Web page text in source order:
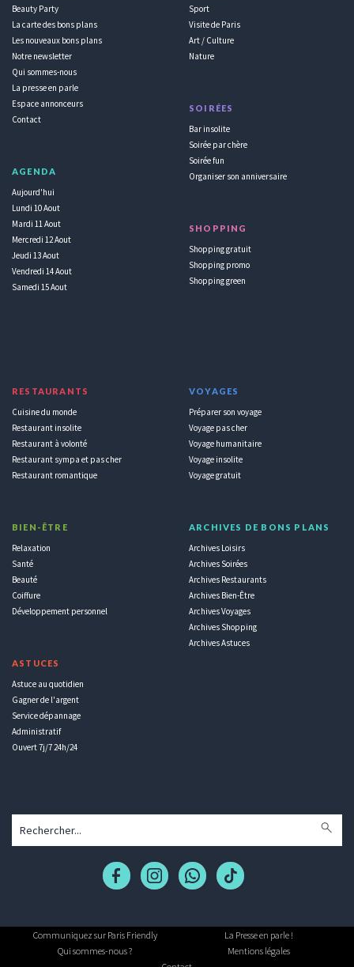
Beauty Party
La carte des bons plans
Les nouveaux bons plans
Notre newsletter
Qui sommes-nous
La presse en parle
Espace annonceurs
Contact
AGENDA
Aujourd'hui
Lundi 10 Aout
Mardi 11 Aout
Mercredi 12 Aout
Jeudi 13 Aout
Vendredi 14 Aout
Samedi 15 Aout
Sport
Visite de Paris
Art / Culture
Nature
SOIRÉES
Bar insolite
Soirée par chère
Soirée fun
Organiser son anniversaire
SHOPPING
Shopping gratuit
Shopping promo
Shopping green
RESTAURANTS
Cuisine du monde
Restaurant insolite
Restaurant à volonté
Restaurant sympa et pas cher
Restaurant romantique
BIEN-ÊTRE
Relaxation
Santé
Beauté
Coiffure
Développement personnel
ASTUCES
Astuce au quotidien
Gagner de l'argent
Service dépannage
Administratif
Ouvert 7j/7 24h/24
VOYAGES
Préparer son voyage
Voyage pas cher
Voyage humanitaire
Voyage insolite
Voyage gratuit
ARCHIVES DE BONS PLANS
Archives Loisirs
Archives Soirées
Archives Restaurants
Archives Bien-Être
Archives Voyages
Archives Shopping
Archives Astuces
Communiquez sur Paris Friendly
La Presse en parle !
Qui sommes-nous ?
Mentions légales